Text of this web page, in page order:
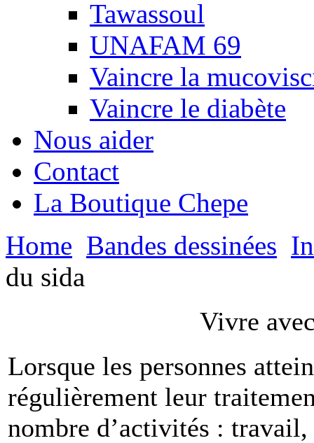
Tawassoul
UNAFAM 69
Vaincre la
Vaincre le diabète
Nous aider
Contact
La Boutique Chepe
Home Bandes dessinées
du sida
Vivre
Lorsque les personnes
régulièrement leur
nombre d’activités :